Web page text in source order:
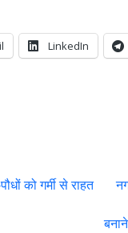
LinkedIn
को गर्मी से राहत